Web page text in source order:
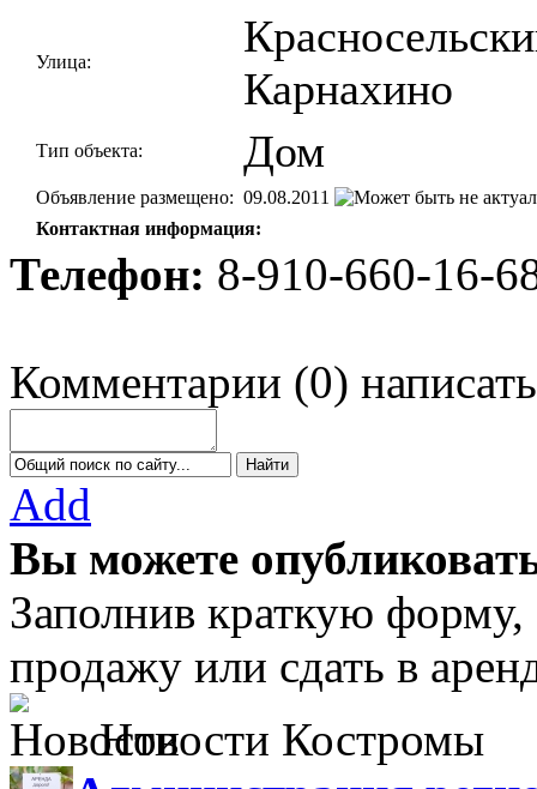
Улица:
Карнахино
Тип объекта: Дом
Объявление размещено: 09.08.2011
Контактная информация:
Телефон: 8-910-660-16-
Комментарии (0) написать
Add
Вы можете
Заполнив краткую
продажу или сдать в
Новости Костромы